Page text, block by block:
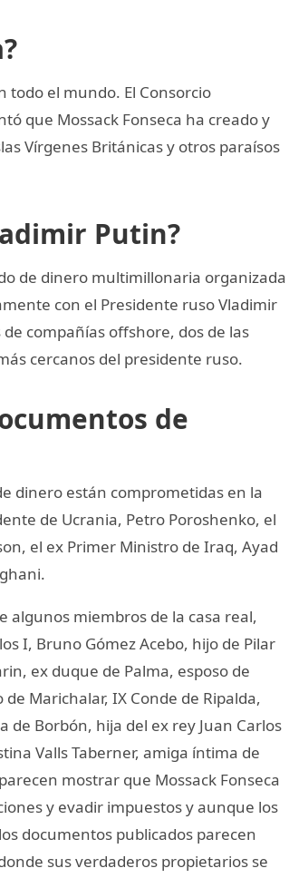
todo el mundo. El Consorcio
que Mossack Fonseca ha creado y
Vírgenes Británicas y otros paraísos
Putin?
de dinero multimillonaria organizada
con el Presidente ruso Vladimir
compañías offshore, dos de las
cercanos del presidente ruso.
de
dinero están comprometidas en la
de Ucrania, Petro Poroshenko, el
el ex Primer Ministro de Iraq, Ayad
algunos miembros de la casa real,
I, Bruno Gómez Acebo, hijo de Pilar
ex duque de Palma, esposo de
Marichalar, IX Conde de Ripalda,
de Borbón, hija del ex rey Juan Carlos
Valls Taberner, amiga íntima de
mostrar que Mossack Fonseca
y evadir impuestos y aunque los
documentos publicados parecen
sus verdaderos propietarios se